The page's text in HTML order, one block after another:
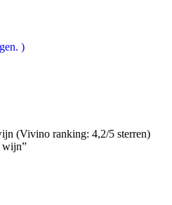
)
(Vivino ranking: 4,2/5 sterren)
wijn”